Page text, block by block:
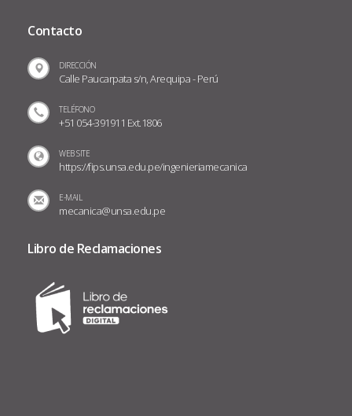
Contacto
DIRECCIÓN
Calle Paucarpata s/n, Arequipa - Perú
TELÉFONO
+51 054-391911 Ext.1806
WEB SITE
https://fips.unsa.edu.pe/ingenieriamecanica
E-MAIL
mecanica@unsa.edu.pe
Libro de Reclamaciones